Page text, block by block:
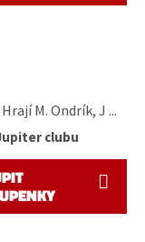
M. Ondrík, J ...
clubu